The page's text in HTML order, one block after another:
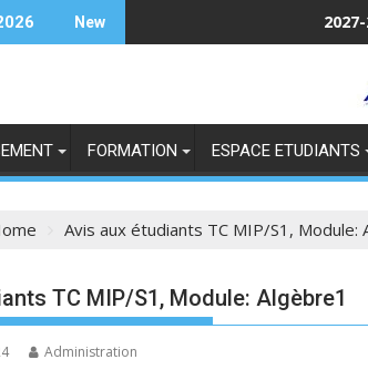
New 2027
FORMATION ESPACE ETUDIANTS
Avis aux étudiants TC MIP/S1, Module:
TC MIP/S1, Module: Algèbre1
Administration